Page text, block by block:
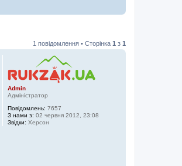
1 повідомлення • Сторінка 1 з 1
Admin
Адміністратор
Повідомлень: 7657
З нами з: 02 червня 2012, 23:08
Звідки: Херсон